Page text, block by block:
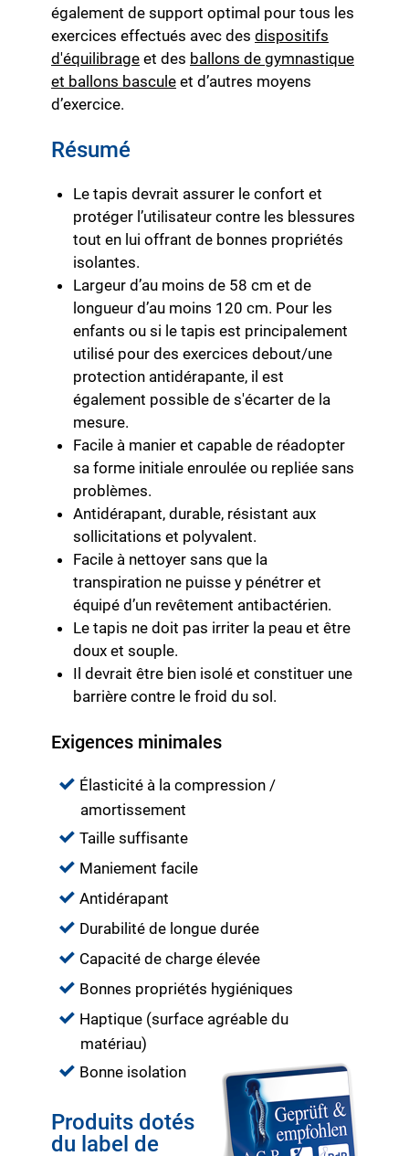
également de support optimal pour tous les
exercices effectués avec des dispositifs
d'équilibrage et des ballons de gymnastique
et ballons bascule et d’autres moyens
d’exercice.
Résumé
Le tapis devrait assurer le confort et
protéger l’utilisateur contre les blessures
tout en lui offrant de bonnes propriétés
isolantes.
Largeur d’au moins de 58 cm et de
longueur d’au moins 120 cm. Pour les
enfants ou si le tapis est principalement
utilisé pour des exercices debout/une
protection antidérapante, il est
également possible de s'écarter de la
mesure.
Facile à manier et capable de réadopter
sa forme initiale enroulée ou repliée sans
problèmes.
Antidérapant, durable, résistant aux
sollicitations et polyvalent.
Facile à nettoyer sans que la
transpiration ne puisse y pénétrer et
équipé d’un revêtement antibactérien.
Le tapis ne doit pas irriter la peau et être
doux et souple.
Il devrait être bien isolé et constituer une
barrière contre le froid du sol.
Exigences minimales
Élasticité à la compression /
amortissement
Taille suffisante
Maniement facile
Antidérapant
Durabilité de longue durée
Capacité de charge élevée
Bonnes propriétés hygiéniques
Haptique (surface agréable du
matériau)
Bonne isolation
Produits dotés
du label de